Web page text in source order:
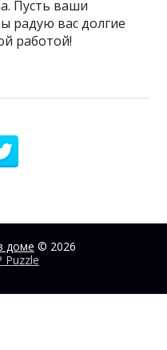
Пусть ваши
радую вас долгие
работой!
доме © 2026
Puzzle